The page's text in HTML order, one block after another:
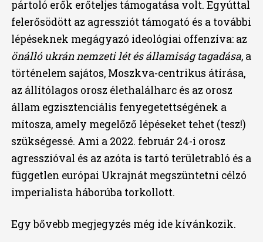
pártoló erők erőteljes támogatása volt. Egyúttal
felerősödött az agressziót támogató és a további
lépéseknek megágyazó ideológiai offenzíva: az
önálló ukrán nemzeti lét és államiság tagadása, a
történelem sajátos, Moszkva-centrikus átírása,
az állítólagos orosz élethalálharc és az orosz
állam egzisztenciális fenyegetettségének a
mítosza, amely megelőző lépéseket tehet (tesz!)
szükségessé. Ami a 2022. február 24-i orosz
agresszióval és az azóta is tartó területrabló és a
független európai Ukrajnát megszüntetni célzó
imperialista háborúba torkollott.
Egy bővebb megjegyzés még ide kívánkozik.